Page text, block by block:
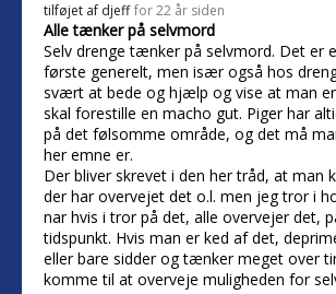
tilføjet af djeff for 22 år siden
Alle tænker på selvmord
Selv drenge tænker på selvmord. Det er
første generelt, men især også hos
svært at bede og hjælp og vise at man
skal forestille en macho gut. Piger har
på det følsomme område, og det må
her emne er.
Der bliver skrevet i den her tråd, at man
der har overvejet det o.l. men jeg tror i
nar hvis i tror på det, alle overvejer det,
tidspunkt. Hvis man er ked af det,
eller bare sidder og tænker meget over
komme til at overveje muligheden for